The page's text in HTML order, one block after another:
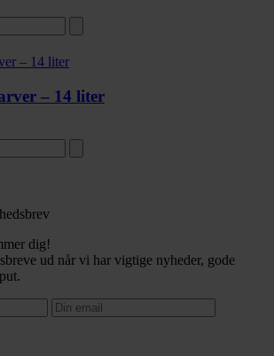
– 14 liter
dig!
ud når vi har vigtige nyheder, gode